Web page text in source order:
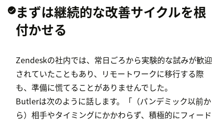
まずは継続的な改善サイクルを根
付かせる
Zendeskの社内では、常日ごろから実験的な試みが歓迎
されていたこともあり、リモートワークに移行する際
も、準備に慌てることがありませんでした。
Butlerは次のように話します。「（パンデミック以前か
ら）相手やタイミングにかかわらず、積極的にフィード